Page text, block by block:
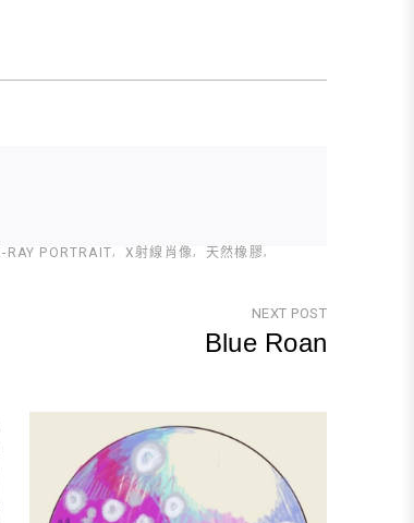
RAY PORTRAIT X射線肖像
天然橡膠
NEXT POST
Blue Roan